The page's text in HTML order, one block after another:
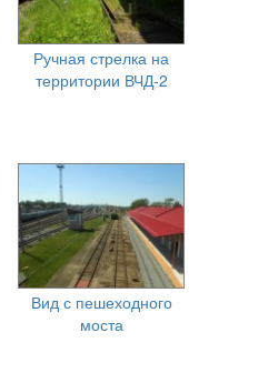
Ручная стрелка на
территории ВЧД-2
Вид с пешеходного
моста